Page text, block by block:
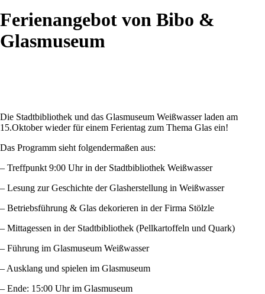
Ferienangebot von Bibo &
Glasmuseum
Die Stadtbibliothek und das Glasmuseum Weißwasser laden am
15.Oktober wieder für einem Ferientag zum Thema Glas ein!
Das Programm sieht folgendermaßen aus:
– Treffpunkt 9:00 Uhr in der Stadtbibliothek Weißwasser
– Lesung zur Geschichte der Glasherstellung in Weißwasser
– Betriebsführung & Glas dekorieren in der Firma Stölzle
– Mittagessen in der Stadtbibliothek (Pellkartoffeln und Quark)
– Führung im Glasmuseum Weißwasser
– Ausklang und spielen im Glasmuseum
– Ende: 15:00 Uhr im Glasmuseum